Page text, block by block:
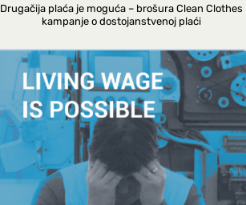
Drugačija plaća je moguća – brošura Clean Clothes
kampanje o dostojanstvenoj plaći